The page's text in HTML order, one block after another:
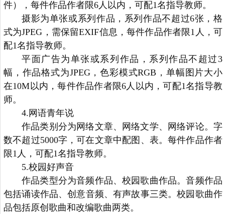
件），每件作品作者限6人以内，可配1名指导教师。
摄影为单张或系列作品，系列作品不超过6张，格
式为JPEG，需保留EXIF信息，每件作品作者限1人，可
配1名指导教师。
平面广告为单张或系列作品，系列作品不超过3
幅，作品格式为JPEG，色彩模式RGB，单幅图片大小
在10M以内，每件作品作者限6人以内，可配1名指导教
师。
4.网语青年说
作品类别分为网络文章、网络文学、网络评论。字
数不超过5000字，可在文章中配图、表。每件作品作者
限1人，可配1名指导教师。
5.校园好声音
作品类型分为音频作品、校园歌曲作品。音频作品
包括诵读作品、创意音频、有声故事三类。校园歌曲作
品包括原创歌曲和改编歌曲两类。